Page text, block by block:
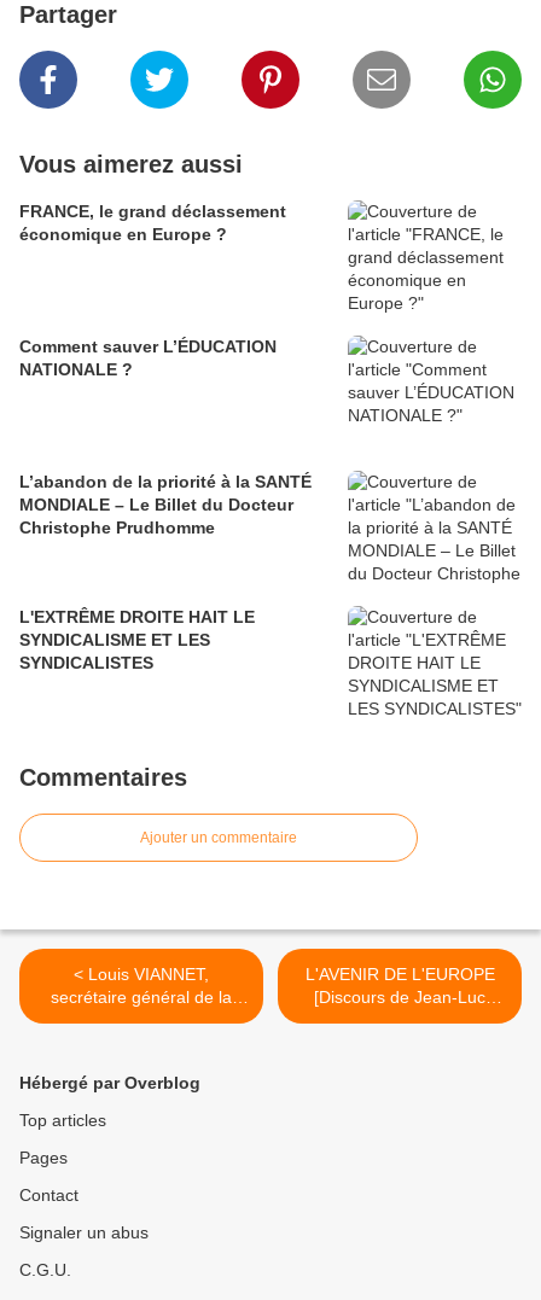
Partager
Vous aimerez aussi
FRANCE, le grand déclassement
économique en Europe ?
Comment sauver L’ÉDUCATION
NATIONALE ?
L’abandon de la priorité à la SANTÉ
MONDIALE – Le Billet du Docteur
Christophe Prudhomme
L'EXTRÊME DROITE HAIT LE
SYNDICALISME ET LES
SYNDICALISTES
Commentaires
Ajouter un commentaire
< Louis VIANNET,
secrétaire général de la
CGT entre 1992 et 1999,
L'AVENIR DE L'EUROPE
[Discours de Jean-Luc
Mélenchon à l'Assemblée
Hébergé par Overblog
Top articles
Pages
Contact
Signaler un abus
C.G.U.